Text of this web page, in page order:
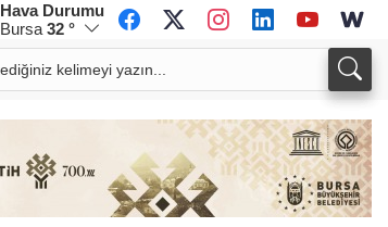
Hava Durumu
Bursa 32 °
34,1883